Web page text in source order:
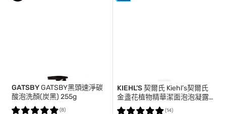
GATSBYGATSBY黑頭速淨碳
酸泡洗顏(炭黑) 255g
(8)
KIEHL’S 契爾氏 Kiehl’s契爾氏
金盞花植物精華潔面泡泡凝露
230ml
(14)